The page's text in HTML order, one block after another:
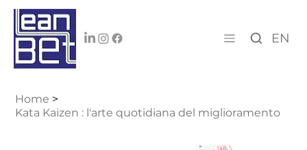
EN
Home >
Kata Kaizen : l'arte quotidiana del miglioramento